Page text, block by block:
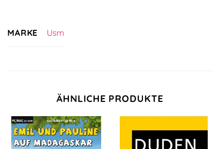
MARKE Usm
ÄHNLICHE PRODUKTE